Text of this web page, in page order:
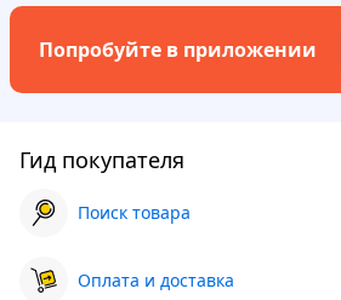
Попробуйте в приложении
Гид покупателя
Поиск товара
Оплата и доставка